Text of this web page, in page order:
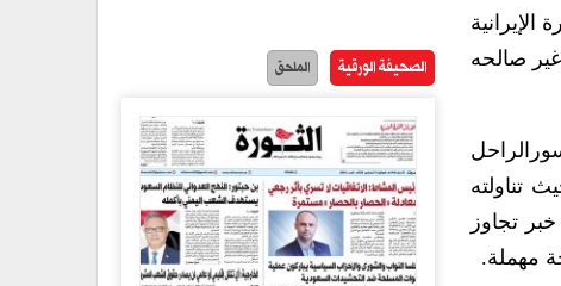
صالحه
تصادم قطارين في الهند وموت 50 ضحية، حيث تناولته
تجاوز
الصحيفة الورقية الملحق